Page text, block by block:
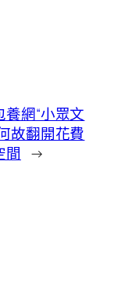
養網“小眾文
故翻開花費
間 →